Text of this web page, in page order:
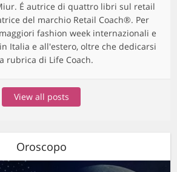
É autrice di quattro libri sul retail
del marchio Retail Coach®. Per
fashion week internazionali e
Italia e all'estero, oltre che dedicarsi
rubrica di Life Coach.
View all posts
Oroscopo